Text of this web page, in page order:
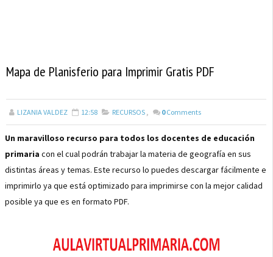
Mapa de Planisferio para Imprimir Gratis PDF
LIZANIA VALDEZ 12:58 RECURSOS , 0 Comments
Un maravilloso recurso para todos los docentes de educación
primaria con el cual podrán trabajar la materia de geografía en sus
distintas áreas y temas. Este recurso lo puedes descargar fácilmente e
imprimirlo ya que está optimizado para imprimirse con la mejor calidad
posible ya que es en formato PDF.